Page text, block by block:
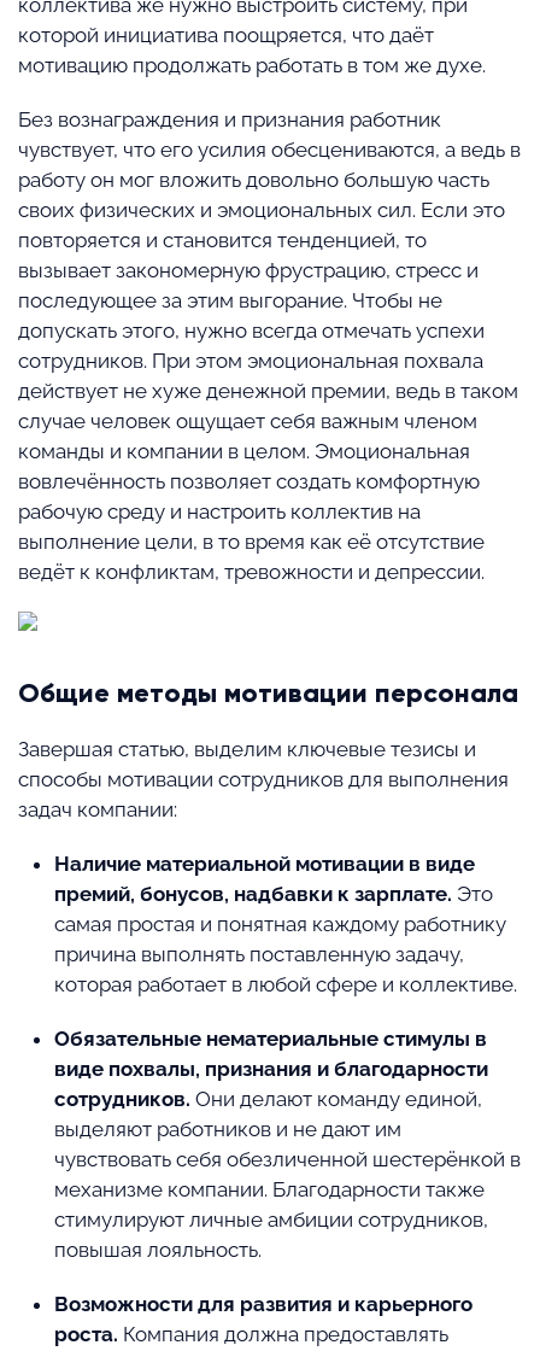
коллектива же нужно выстроить систему, при
которой инициатива поощряется, что даёт
мотивацию продолжать работать в том же духе.
Без вознаграждения и признания работник
чувствует, что его усилия обесцениваются, а ведь в
работу он мог вложить довольно большую часть
своих физических и эмоциональных сил. Если это
повторяется и становится тенденцией, то
вызывает закономерную фрустрацию, стресс и
последующее за этим выгорание. Чтобы не
допускать этого, нужно всегда отмечать успехи
сотрудников. При этом эмоциональная похвала
действует не хуже денежной премии, ведь в таком
случае человек ощущает себя важным членом
команды и компании в целом. Эмоциональная
вовлечённость позволяет создать комфортную
рабочую среду и настроить коллектив на
выполнение цели, в то время как её отсутствие
ведёт к конфликтам, тревожности и депрессии.
Общие методы мотивации персонала
Завершая статью, выделим ключевые тезисы и
способы мотивации сотрудников для выполнения
задач компании:
Наличие материальной мотивации в виде
премий, бонусов, надбавки к зарплате. Это
самая простая и понятная каждому работнику
причина выполнять поставленную задачу,
которая работает в любой сфере и коллективе.
Обязательные нематериальные стимулы в
виде похвалы, признания и благодарности
сотрудников. Они делают команду единой,
выделяют работников и не дают им
чувствовать себя обезличенной шестерёнкой в
механизме компании. Благодарности также
стимулируют личные амбиции сотрудников,
повышая лояльность.
Возможности для развития и карьерного
роста. Компания должна предоставлять